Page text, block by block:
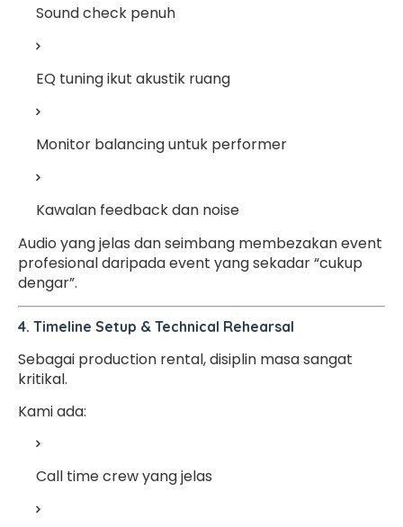
Sound check penuh
EQ tuning ikut akustik ruang
Monitor balancing untuk performer
Kawalan feedback dan noise
Audio yang jelas dan seimbang membezakan event
profesional daripada event yang sekadar “cukup
dengar”.
4. Timeline Setup & Technical Rehearsal
Sebagai production rental, disiplin masa sangat
kritikal.
Kami ada:
Call time crew yang jelas